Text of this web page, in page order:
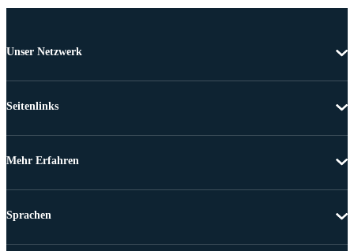
Unser Netzwerk
Seitenlinks
Mehr Erfahren
Sprachen